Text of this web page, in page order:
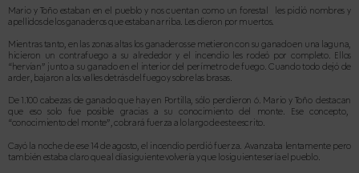
Mario y Toño estaban en el pueblo y nos cuentan como un forestal les pidió nombres y
apellidos de los ganaderos que estaban arriba. Les dieron por muertos.
Mientras tanto, en las zonas altas los ganaderos se metieron con su ganado en una laguna,
hicieron un contrafuego a su alrededor y el incendio les rodeó por completo. Ellos
“hervían” junto a su ganado en el interior del perímetro de fuego. Cuando todo dejó de
arder, bajaron a los valles detrás del fuego y sobre las brasas.
De 1.100 cabezas de ganado que hay en Portilla, sólo perdieron 6. Mario y Toñodestacan
que eso solo fue posible gracias a su conocimiento del monte. Ese concepto,
“conocimiento del monte”, cobrará fuerza a lo largo de este escrito.
Cayó la noche de ese 14 de agosto, el incendio perdió fuerza. Avanzaba lentamente pero
también estaba claro que al día siguiente volvería y que lo siguiente sería el pueblo.